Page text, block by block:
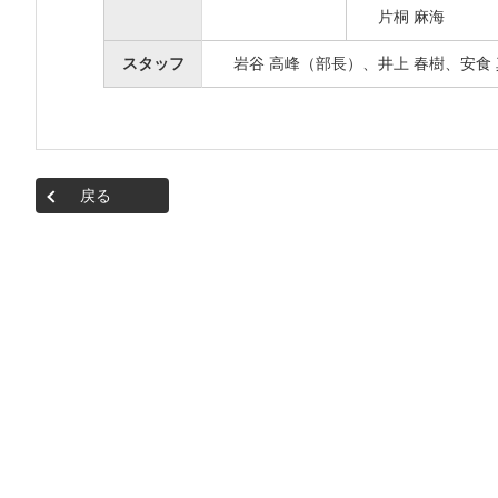
片桐 麻海
スタッフ 岩谷 高峰（部長）、井上 春樹、安食
戻る